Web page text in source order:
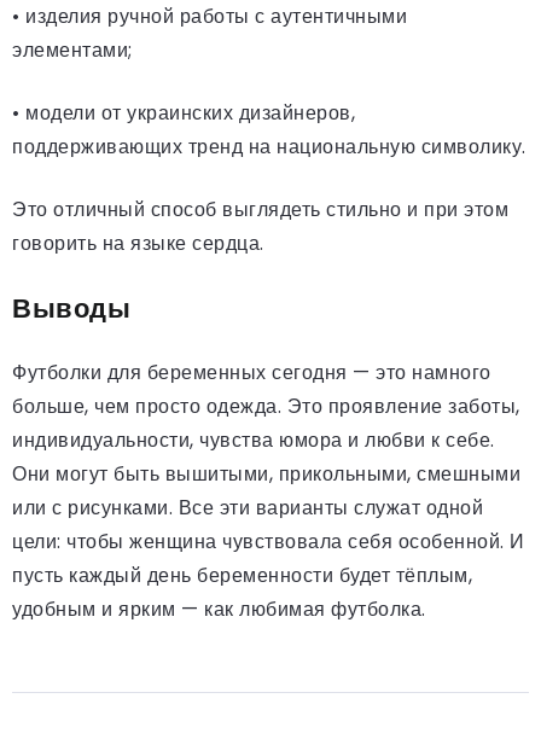
• изделия ручной работы с аутентичными
элементами;
• модели от украинских дизайнеров,
поддерживающих тренд на национальную символику.
Это отличный способ выглядеть стильно и при этом
говорить на языке сердца.
Выводы
Футболки для беременных сегодня — это намного
больше, чем просто одежда. Это проявление заботы,
индивидуальности, чувства юмора и любви к себе.
Они могут быть вышитыми, прикольными, смешными
или с рисунками. Все эти варианты служат одной
цели: чтобы женщина чувствовала себя особенной. И
пусть каждый день беременности будет тёплым,
удобным и ярким — как любимая футболка.